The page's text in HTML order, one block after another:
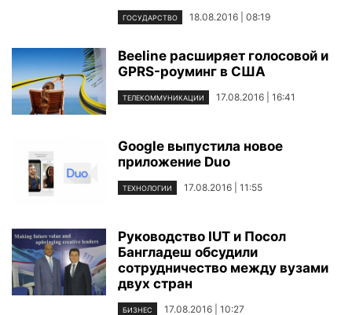
ГОСУДАРСТВО 18.08.2016 | 08:19
Beeline расширяет голосовой и
GPRS-роуминг в США
ТЕЛЕКОММУНИКАЦИИ 17.08.2016 | 16:41
Google выпустила новое
приложение Duo
ТЕХНОЛОГИИ 17.08.2016 | 11:55
Руководство IUT и Посол
Бангладеш обсудили
сотрудничество между вузами
двух стран
БИЗНЕС 17.08.2016 | 10:27